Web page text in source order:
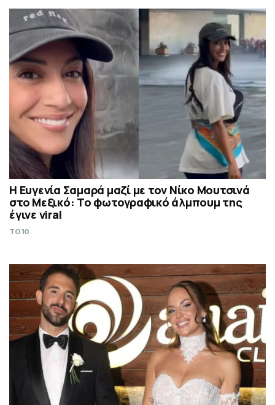
Η Ευγενία Σαμαρά μαζί με τον Νίκο Μουτσινά
στο Μεξικό: Το φωτογραφικό άλμπουμ της
έγινε viral
TO10